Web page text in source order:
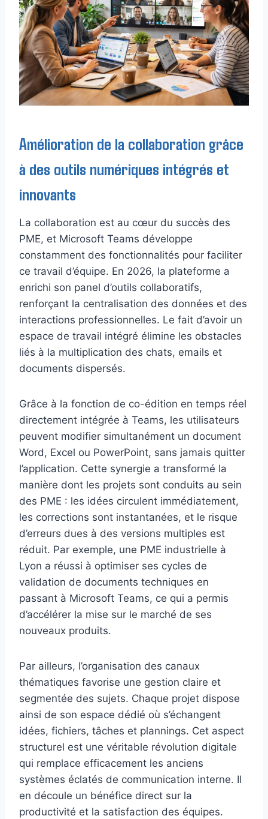
Amélioration de la collaboration grâce
à des outils numériques intégrés et
innovants
La collaboration est au cœur du succès des
PME, et Microsoft Teams développe
constamment des fonctionnalités pour faciliter
ce travail d’équipe. En 2026, la plateforme a
enrichi son panel d’outils collaboratifs,
renforçant la centralisation des données et des
interactions professionnelles. Le fait d’avoir un
espace de travail intégré élimine les obstacles
liés à la multiplication des chats, emails et
documents dispersés.
Grâce à la fonction de co-édition en temps réel
directement intégrée à Teams, les utilisateurs
peuvent modifier simultanément un document
Word, Excel ou PowerPoint, sans jamais quitter
l’application. Cette synergie a transformé la
manière dont les projets sont conduits au sein
des PME : les idées circulent immédiatement,
les corrections sont instantanées, et le risque
d’erreurs dues à des versions multiples est
réduit. Par exemple, une PME industrielle à
Lyon a réussi à optimiser ses cycles de
validation de documents techniques en
passant à Microsoft Teams, ce qui a permis
d’accélérer la mise sur le marché de ses
nouveaux produits.
Par ailleurs, l’organisation des canaux
thématiques favorise une gestion claire et
segmentée des sujets. Chaque projet dispose
ainsi de son espace dédié où s’échangent
idées, fichiers, tâches et plannings. Cet aspect
structurel est une véritable révolution digitale
qui remplace efficacement les anciens
systèmes éclatés de communication interne. Il
en découle un bénéfice direct sur la
productivité et la satisfaction des équipes.